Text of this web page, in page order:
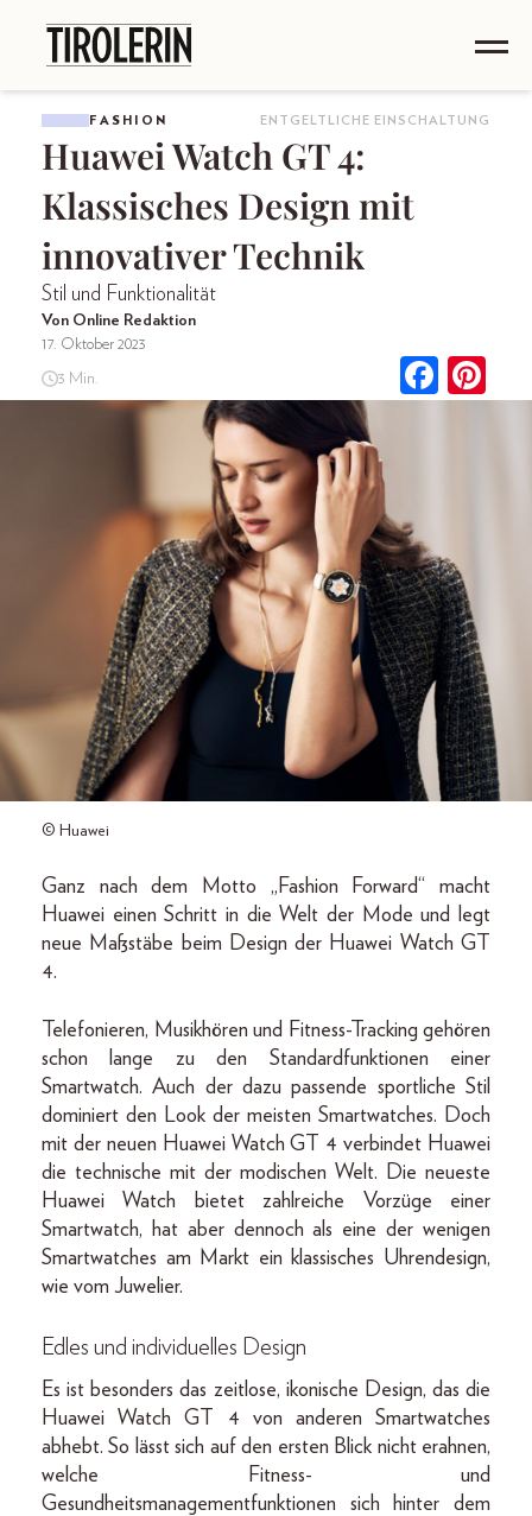
FASHION ENTGELTLICHE EINSCHALTUNG
Huawei Watch GT 4:
Klassisches Design mit
innovativer Technik
Stil und Funktionalität
Von Online Redaktion
17. Oktober 2023
3 Min.
© Huawei
Ganz nach dem Motto „Fashion Forward“ macht
Huawei einen Schritt in die Welt der Mode und legt
neue Maßstäbe beim Design der Huawei Watch GT
4.
Telefonieren, Musikhören und Fitness-Tracking gehören
schon lange zu den Standardfunktionen einer
Smartwatch. Auch der dazu passende sportliche Stil
dominiert den Look der meisten Smartwatches. Doch
mit der neuen Huawei Watch GT 4 verbindet Huawei
die technische mit der modischen Welt. Die neueste
Huawei Watch bietet zahlreiche Vorzüge einer
Smartwatch, hat aber dennoch als eine der wenigen
Smartwatches am Markt ein klassisches Uhrendesign,
wie vom Juwelier.
Edles und individuelles Design
Es ist besonders das zeitlose, ikonische Design, das die
Huawei Watch GT 4 von anderen Smartwatches
abhebt. So lässt sich auf den ersten Blick nicht erahnen,
welche Fitness- und
Gesundheitsmanagementfunktionen sich hinter dem